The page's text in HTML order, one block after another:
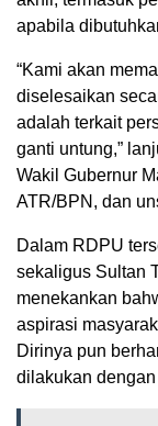
apabila
“Kami akan
diselesaikan
adalah terkait
ganti untung,”
Wakil Gubernur
ATR/BPN, dan
Dalam RDPU
sekaligus Sultan
menekankan
aspirasi
Dirinya pun
dilakukan